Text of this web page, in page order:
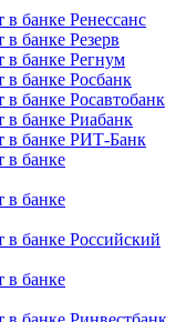
банке Ренессанс
банке Резерв
банке Регнум
банке Росбанк
банке Росавтобанк
банке Риабанк
в банке РИТ-Банк
в банке
в банке
банке Российский
в банке